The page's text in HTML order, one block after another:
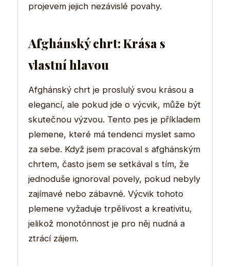
projevem jejich nezávislé povahy.
Afghánský chrt: Krása s
vlastní hlavou
Afghánský chrt je proslulý svou krásou a
elegancí, ale pokud jde o výcvik, může být
skutečnou výzvou. Tento pes je příkladem
plemene, které má tendenci myslet samo
za sebe. Když jsem pracoval s afghánským
chrtem, často jsem se setkával s tím, že
jednoduše ignoroval povely, pokud nebyly
zajímavé nebo zábavné. Výcvik tohoto
plemene vyžaduje trpělivost a kreativitu,
jelikož monotónnost je pro něj nudná a
ztrácí zájem.